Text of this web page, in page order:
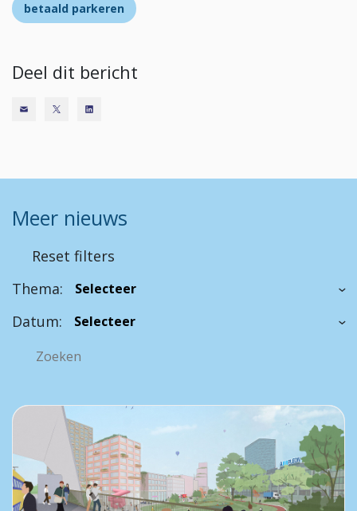
betaald parkeren
Deel dit bericht
Meer nieuws
Reset filters
Thema:
Datum: